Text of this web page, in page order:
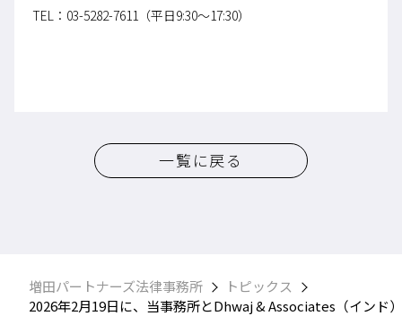
TEL：03-5282-7611（平日9:30～17:30）
一覧に戻る
増田パートナーズ法律事務所
トピックス
2026年2月19日に、当事務所とDhwaj & Associates（インド